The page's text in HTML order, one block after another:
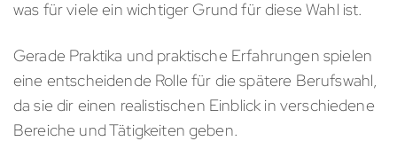
was für viele ein wichtiger Grund für diese Wahl ist.
Gerade Praktika und praktische Erfahrungen spielen
eine entscheidende Rolle für die spätere Berufswahl,
da sie dir einen realistischen Einblick in verschiedene
Bereiche und Tätigkeiten geben.